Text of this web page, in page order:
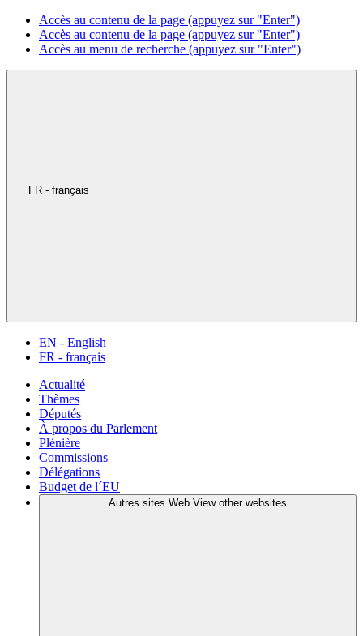
Accès au contenu de la page (appuyez sur "Enter")
Accès au contenu de la page (appuyez sur "Enter")
Accès au menu de recherche (appuyez sur "Enter")
FR - français
EN - English
FR - français
Actualité
Thèmes
Députés
À propos du Parlement
Plénière
Commissions
Délégations
Budget de l´EU
Autres sites Web View other websites